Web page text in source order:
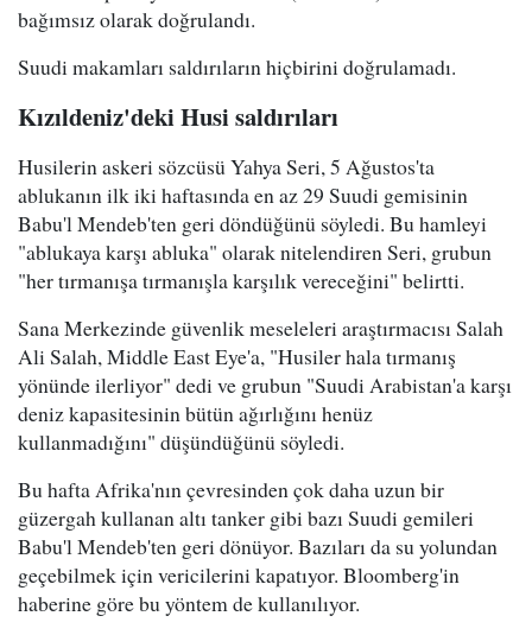
bağımsız olarak doğrulandı.
Suudi makamları saldırıların hiçbirini doğrulamadı.
Kızıldeniz'deki Husi saldırıları
Husilerin askeri sözcüsü Yahya Seri, 5 Ağustos'ta
ablukanın ilk iki haftasında en az 29 Suudi gemisinin
Babu'l Mendeb'ten geri döndüğünü söyledi. Bu hamleyi
"ablukaya karşı abluka" olarak nitelendiren Seri, grubun
"her tırmanışa tırmanışla karşılık vereceğini" belirtti.
Sana Merkezinde güvenlik meseleleri araştırmacısı Salah
Ali Salah, Middle East Eye'a, "Husiler hala tırmanış
yönünde ilerliyor" dedi ve grubun "Suudi Arabistan'a karşı
deniz kapasitesinin bütün ağırlığını henüz
kullanmadığını" düşündüğünü söyledi.
Bu hafta Afrika'nın çevresinden çok daha uzun bir
güzergah kullanan altı tanker gibi bazı Suudi gemileri
Babu'l Mendeb'ten geri dönüyor. Bazıları da su yolundan
geçebilmek için vericilerini kapatıyor. Bloomberg'in
haberine göre bu yöntem de kullanılıyor.